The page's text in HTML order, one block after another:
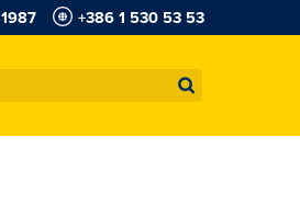
1987 +386 1 530 53 53